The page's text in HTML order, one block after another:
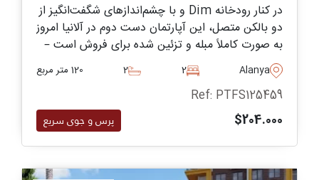
در کنار رودخانه Dim و با چشم‌اندازهای شگفت‌انگیز از
دو بالکن متصل، این آپارتمان دست دوم در آلانیا امروز
به صورت کاملاً مبله و تزئین شده برای فروش است –
آماده برای سکونت فوری یک خانواده.
Alanya
2
2 120 متر مربع
Ref: PTFS125459
$204.000 پرس و جوی سریع